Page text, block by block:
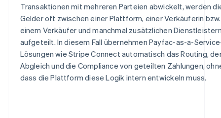
Transaktionen mit mehreren Parteien abwickelt, werden
Gelder oft zwischen einer Plattform, einer Verkäuferin bzw.
einem Verkäufer und manchmal zusätzlichen
aufgeteilt. In diesem Fall übernehmen Payfac-as-a-
Lösungen wie Stripe Connect automatisch das Routing,
Abgleich und die Compliance von geteilten Zahlungen,
dass die Plattform diese Logik intern entwickeln muss.